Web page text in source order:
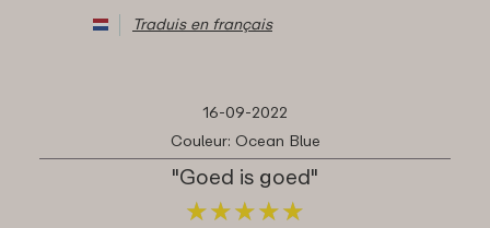
Traduis en français
16-09-2022
Couleur: Ocean Blue
"Goed is goed"
★★★★★
★★★★★